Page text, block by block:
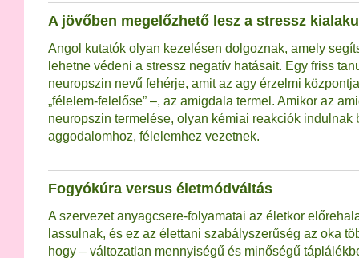
A jövőben megelőzhető lesz a stressz
Angol kutatók olyan kezelésen dolgoznak, amely
lehetne védeni a stressz negatív hatásait. Egy friss
neuropszin nevű fehérje, amit az agy érzelmi
„félelem-felelőse” –, az amigdala termel. Amikor az
neuropszin termelése, olyan kémiai reakciók indulnak
aggodalomhoz, félelemhez vezetnek.
Fogyókúra versus életmódváltás
A szervezet anyagcsere-folyamatai az életkor
lassulnak, és ez az élettani szabályszerűség az oka
hogy – változatlan mennyiségű és minőségű